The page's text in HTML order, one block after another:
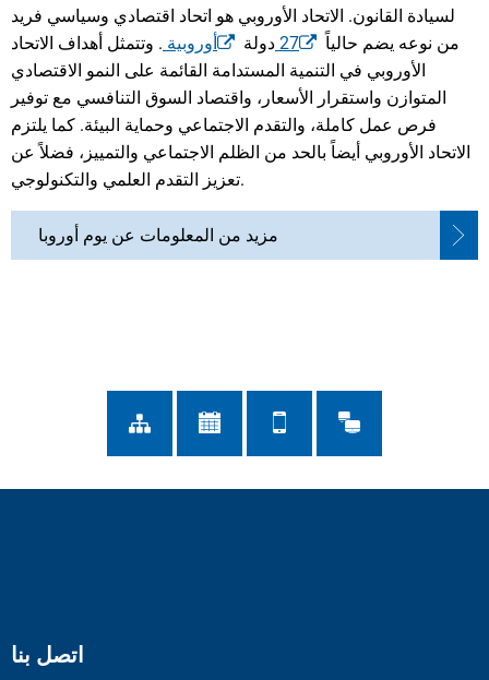
لسيادة القانون. الاتحاد الأوروبي هو اتحاد اقتصادي وسياسي فريد
من نوعه يضم حالياً
27 دولة أوروبية . وتتمثل أهداف الاتحاد
الأوروبي في التنمية المستدامة القائمة على النمو الاقتصادي
المتوازن واستقرار الأسعار، واقتصاد السوق التنافسي مع توفير
فرص عمل كاملة، والتقدم الاجتماعي وحماية البيئة. كما يلتزم
الاتحاد الأوروبي أيضاً بالحد من الظلم الاجتماعي والتمييز، فضلاً عن
تعزيز التقدم العلمي والتكنولوجي.
مزيد من المعلومات عن يوم أوروبا
اتصل بنا